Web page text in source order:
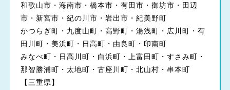
和歌山市・海南市・橋本市・有田市・御坊市・田辺
市・新宮市・紀の川市・岩出市・紀美野町
かつらぎ町・九度山町・高野町・湯浅町・広川町・有
田川町・美浜町・日高町・由良町・印南町
みなべ町・日高川町・白浜町・上富田町・すさみ町・
那智勝浦町・太地町・古座川町・北山村・串本町
【三重県】